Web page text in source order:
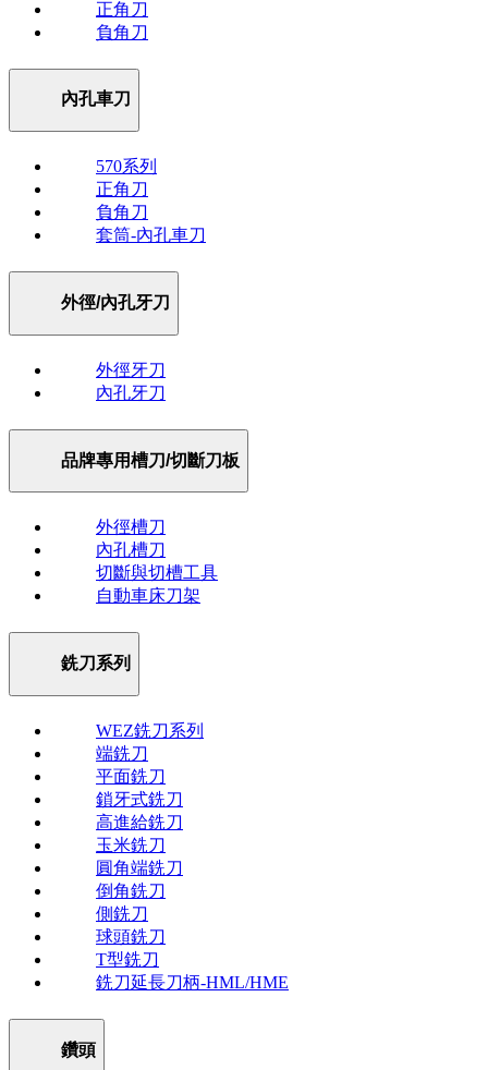
正角刀
負角刀
內孔車刀
570系列
正角刀
負角刀
套筒-內孔車刀
外徑/內孔牙刀
外徑牙刀
內孔牙刀
品牌專用槽刀/切斷刀板
外徑槽刀
內孔槽刀
切斷與切槽工具
自動車床刀架
銑刀系列
WEZ銑刀系列
端銑刀
平面銑刀
鎖牙式銑刀
高進給銑刀
玉米銑刀
圓角端銑刀
倒角銑刀
側銑刀
球頭銑刀
T型銑刀
銑刀延長刀柄-HML/HME
鑽頭